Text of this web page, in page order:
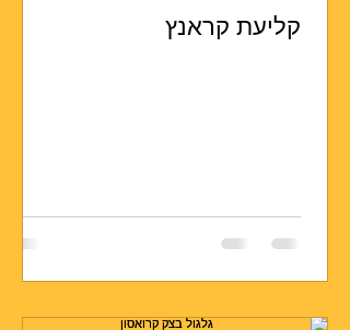
קליעת קראנץ